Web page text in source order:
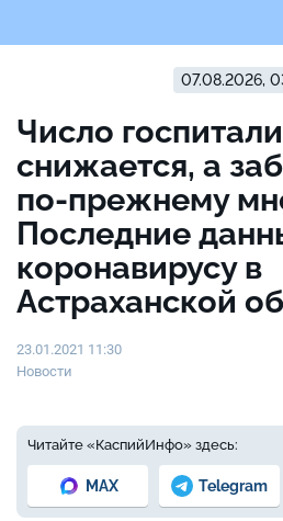
07.08.2026,
Число
снижается, а
по-прежнему
Последние
коронавирусу в
Астраханской
23.01.2021 11:30
Новости
Читайте «КаспийИнфо» здесь:
MAX Telegram